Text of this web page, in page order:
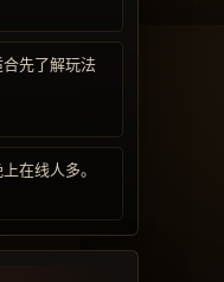
先了解玩法
在线人多。